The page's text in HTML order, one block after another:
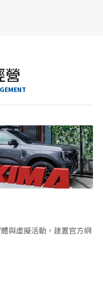
營
與虛擬活動，建置官方網